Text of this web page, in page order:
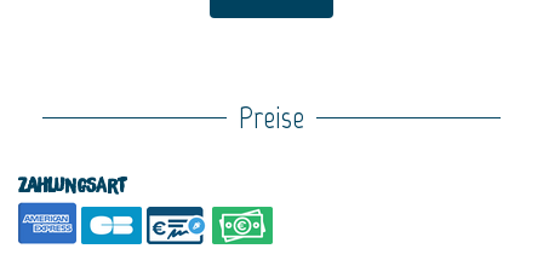
Preise
Zahlungsart